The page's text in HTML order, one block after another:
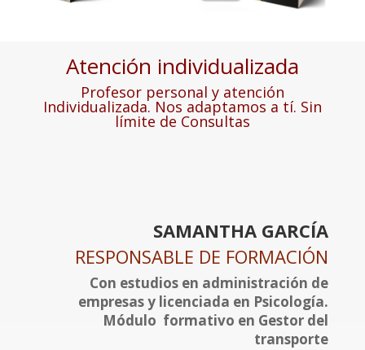
Atención individualizada
Profesor personal y atención
Individualizada. Nos adaptamos a tí. Sin
límite de Consultas
SAMANTHA GARCÍA
RESPONSABLE DE FORMACIÓN
Con estudios en administración de
empresas y licenciada en Psicología.
Módulo formativo en Gestor del
transporte